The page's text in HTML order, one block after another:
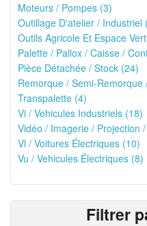
Moteurs / Pompes (3)
Outillage D'atelier / Industriel
Outils Agricole Et Espace
Palette / Pallox / Caisse /
Pièce Détachée / Stock (24)
Remorque / Semi-Remorque
Transpalette (4)
Vi / Vehicules Industriels (18)
Vidéo / Imagerie / Projection
Vl / Voitures Électriques (10)
Vu / Vehicules Électriques (8)
Filtrer